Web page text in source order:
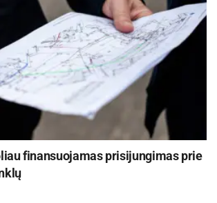
finansuojamas prisijungimas prie